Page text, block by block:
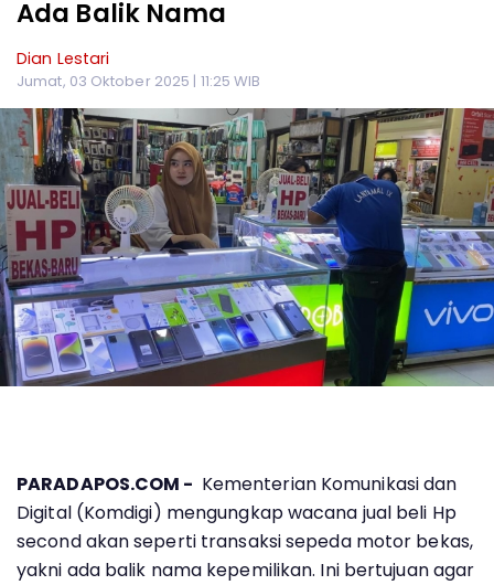
Ada Balik Nama
Dian Lestari
Jumat, 03 Oktober 2025 | 11:25 WIB
PARADAPOS.COM - Kementerian Komunikasi dan
Digital (Komdigi) mengungkap wacana jual beli Hp
second akan seperti transaksi sepeda motor bekas,
yakni ada balik nama kepemilikan. Ini bertujuan agar